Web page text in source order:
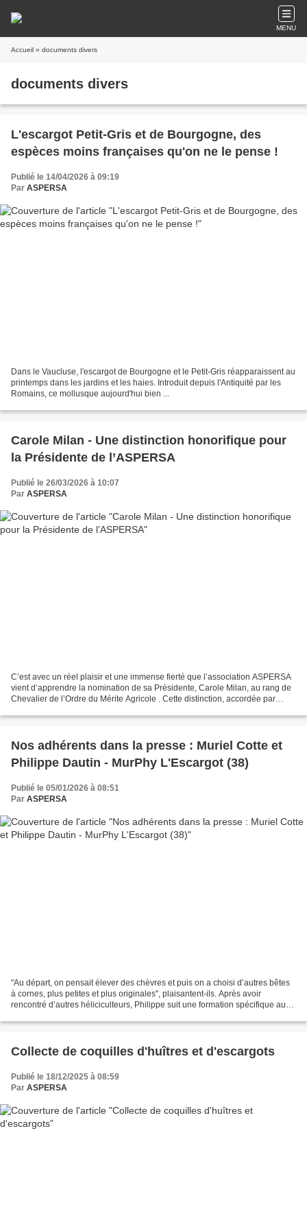
MENU
Accueil » documents divers
documents divers
L'escargot Petit-Gris et de Bourgogne, des
espèces moins françaises qu'on ne le pense !
Publié le 14/04/2026 à 09:19
Par ASPERSA
Dans le Vaucluse, l'escargot de Bourgogne et le Petit-Gris réapparaissent au
printemps dans les jardins et les haies. Introduit depuis l'Antiquité par les
Romains, ce mollusque aujourd'hui bien ...
Carole Milan - Une distinction honorifique pour
la Présidente de l’ASPERSA
Publié le 26/03/2026 à 10:07
Par ASPERSA
C’est avec un réel plaisir et une immense fierté que l’association ASPERSA
vient d’apprendre la nomination de sa Présidente, Carole Milan, au rang de
Chevalier de l’Ordre du Mérite Agricole . Cette distinction, accordée par
Nos adhérents dans la presse : Muriel Cotte et
Philippe Dautin - MurPhy L'Escargot (38)
Publié le 05/01/2026 à 08:51
Par ASPERSA
"Au départ, on pensait élever des chèvres et puis on a choisi d’autres bêtes
à cornes, plus petites et plus originales", plaisantent-ils. Après avoir
rencontré d’autres héliciculteurs, Philippe suit une formation spécifique au
Collecte de coquilles d'huîtres et d'escargots
Publié le 18/12/2025 à 08:59
Par ASPERSA